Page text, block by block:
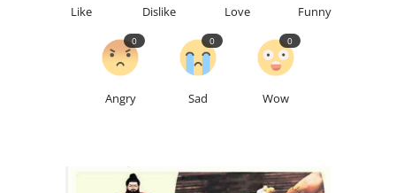
Like Dislike Love Funny
Angry
0
Sad
0
Wow
0